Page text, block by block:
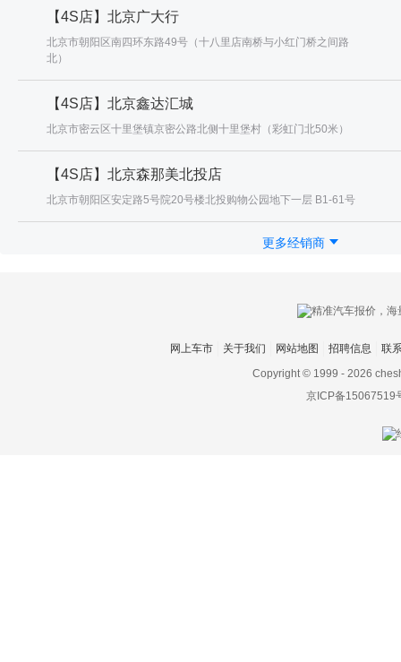
【4S店】北京广大行
北京市朝阳区南四环东路49号（十八里店南桥与小红门桥之间路
北）
【4S店】北京鑫达汇城
北京市密云区十里堡镇京密公路北侧十里堡村（彩虹门北50米）
【4S店】北京森那美北投店
北京市朝阳区安定路5号院20号楼北投购物公园地下一层 B1-61号
更多经销商
网上车市 关于我们 网站地图 招聘信息
联
Copyright © 1999 - 2026
京ICP备15067519